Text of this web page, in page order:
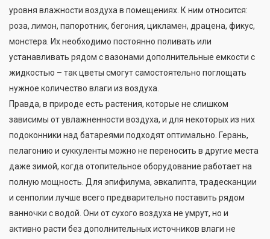
уровня влажности воздуха в помещениях. К ним относится:
роза, лимон, папоротник, бегония, цикламен, драцена, фикус,
монстера. Их необходимо постоянно поливать или
устанавливать рядом с вазонами дополнительные емкости с
жидкостью – так цветы смогут самостоятельно поглощать
нужное количество влаги из воздуха.
Правда, в природе есть растения, которые не слишком
зависимы от увлажненности воздуха, и для некоторых из них
подоконники над батареями подходят оптимально. Герань,
пелагонию и суккуленты можно не переносить в другие места
даже зимой, когда отопительное оборудование работает на
полную мощность. Для эпифилума, эвкалипта, традесканции
и сенполии лучше всего предварительно поставить рядом
ванночки с водой. Они от сухого воздуха не умрут, но и
активно расти без дополнительных источников влаги не